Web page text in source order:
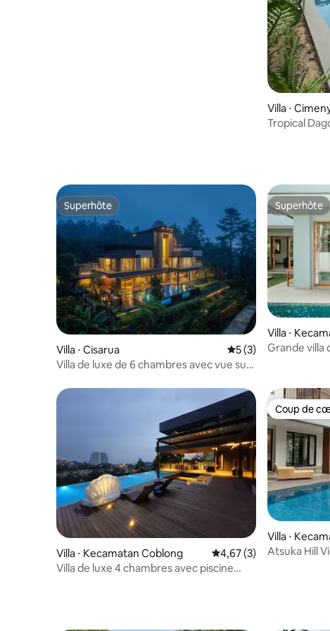
Villa ⋅
Tropical
Superhôte
Superhôte
Villa ⋅ Cisarua Évaluation moyenne
5 (3)
Villa de luxe de 6 chambres avec vue sur
Superhôte
Superhôte
Villa ⋅
Grande villa
Villa ⋅ Kecamatan Coblong Évaluation moyenne sur
4,67 (3)
Villa de luxe 4 chambres avec piscine
Coup de
Coup de
Villa ⋅
Atsuka Hill